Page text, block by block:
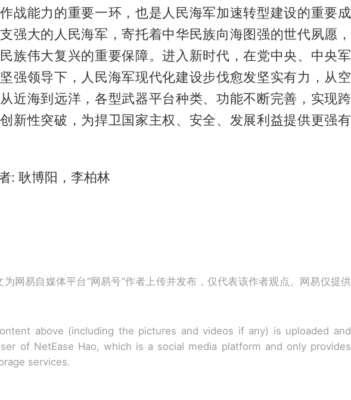
战能力的重要一环，也是人民海军加速转型建设的重要成
强大的人民海军，寄托着中华民族向海图强的世代夙愿，
族伟大复兴的重要保障。进入新时代，在党中央、中央军
强领导下，人民海军现代化建设步伐愈发坚实有力，从空
近海到远洋，各型武器平台种类、功能不断完善，实现跨
新性突破，为捍卫国家主权、安全、发展利益提供更强有
: 耿博阳，李柏林
为网易自媒体平台“网易号”作者上传并发布，仅代表该作者观点。网易仅提供
above (including the pictures and videos if any) is uploaded and
of NetEase Hao, which is a social media platform and only provides
services.